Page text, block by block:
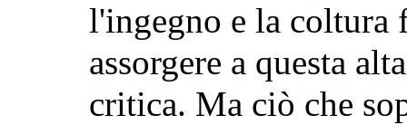
l'ingegno e la coltura
assorgere a questa
critica. Ma ciò che